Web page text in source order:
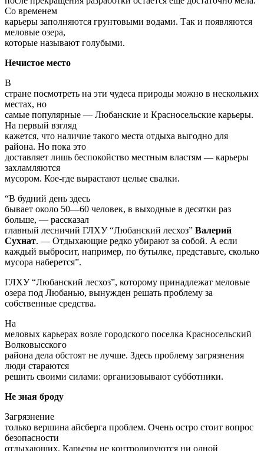
В
стране посмотреть на эти чудеса природы можно в нескольких
местах, но
самые популярные — Любанские и Красносельские карьеры.
На первый взгляд
кажется, что наличие такого места отдыха выгодно для
доставляет лишь беспокойство местным властям — карьеры
захламляются
мусором. Кое-где вырастают целые свалки.
“В будний день здесь
бывает около 50—60 человек, в выходные в десятки раз
больше, — рассказал
главный лесничий ГЛХУ “Любанский лесхоз”Валерий
Сухнат. — Отдыхающие редко убирают за собой. А если
каждый выбросит, например, по бутылке, представьте, сколько
ГЛХУ “Любанский лесхоз”, которому принадлежат меловые
озера под Любанью, вынужден решать проблему за
собственные средства.
На
меловых карьерах возле городского поселка Красносельский
Волковысского
района дела обстоят не лучше. Здесь проблему загрязнения
люди стараются
решить своими силами: организовывают субботники.
Не зная броду
Загрязнение
только вершина айсберга проблем. Очень остро стоит вопрос
безопасности
отдыхающих. Карьеры не контролируются ни одной
спасательной
организацией, так как это производственные объекты.
После изъятия мела из месторождения на дне образуются
уступы. Можно сделать шаг в воде — и под ногами глубина
20 метров.